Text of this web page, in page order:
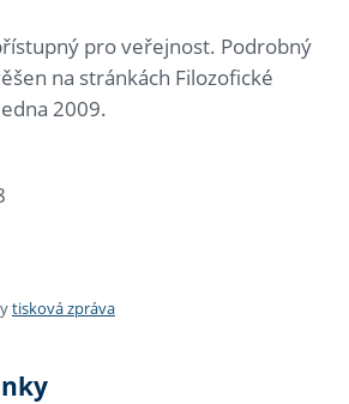
pro veřejnost. Podrobný
na stránkách Filozofické
2009.
tisková zpráva